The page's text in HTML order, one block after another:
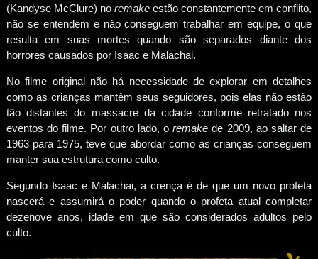
(Kandyse McClure) no remake estão constantemente em conflito,
não se entendem e não conseguem trabalhar em equipe, o que
resulta em suas mortes quando são separados diante dos
horrores causados por Isaac e Malachai.
No filme original não há necessidade de explorar em detalhes
como as crianças mantêm seus seguidores, pois elas não estão
tão distantes do massacre da cidade conforme retratado nos
eventos do filme. Por outro lado, oremakede 2009, ao saltar de
1963 para 1975, teve que abordar como as crianças conseguem
manter sua estrutura como culto.
Segundo Isaac e Malachai, a crença é de que um novo profeta
nascerá e assumirá o poder quando o profeta atual completar
dezenove anos, idade em que são considerados adultos pelo
culto.